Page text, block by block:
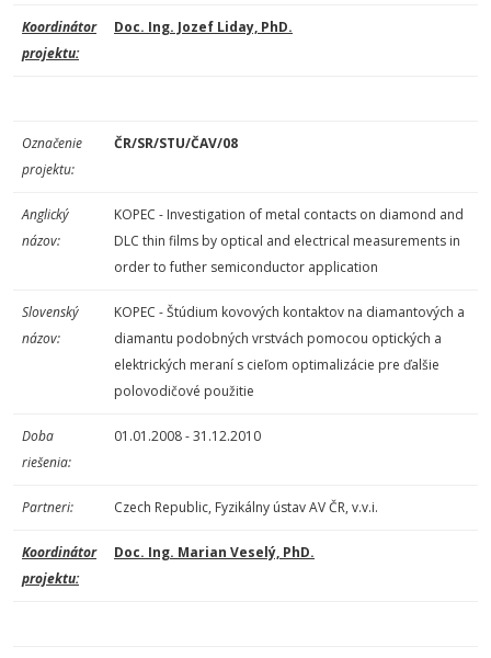
Koordinátor
projektu:
Doc. Ing. Jozef Liday, PhD.
Označenie
projektu:
ČR/SR/STU/ČAV/08
Anglický
názov:
KOPEC - Investigation of metal contacts on diamond and
DLC thin films by optical and electrical measurements in
order to futher semiconductor application
Slovenský
názov:
KOPEC - Štúdium kovových kontaktov na diamantových a
diamantu podobných vrstvách pomocou optických a
elektrických meraní s cieľom optimalizácie pre ďalšie
polovodičové použitie
Doba
riešenia:
01.01.2008 - 31.12.2010
Partneri: Czech Republic, Fyzikálny ústav AV ČR, v.v.i.
Koordinátor
projektu:
Doc. Ing. Marian Veselý, PhD.